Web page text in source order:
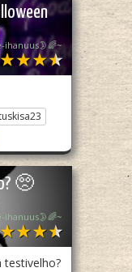
ihanuus🌛🌈~
🥺
ihanuus🌛🌈~
testivelho?